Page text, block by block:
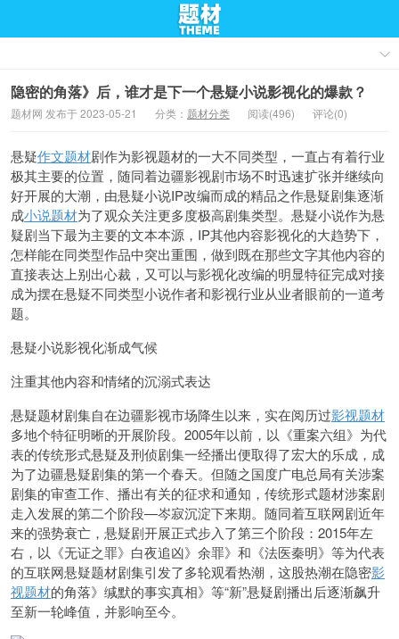
隐密的角落》后，谁才是下一个悬疑小说影视化的爆款？
题材网 发布于 2023-05-21 分类： 题材分类 阅读(496) 评论(0)
悬疑作文题材剧作为影视题材的一大不同类型，一直占有着行业
极其主要的位置，随同着边疆影视剧市场不时迅速扩张并继续向
好开展的大潮，由悬疑小说IP改编而成的精品之作悬疑剧集逐渐
成小说题材为了观众关注更多度极高剧集类型。悬疑小说作为悬
疑剧当下最为主要的文本本源，IP其他内容影视化的大趋势下，
怎样能在同类型作品中突出重围， 做到既在那些文字其他内容的
直接表达上别出心裁，又可以与影视化改编的明显特征完成对接
成为摆在悬疑不同类型小说作者和影视行业从业者眼前的一道考
题。
悬疑小说影视化渐成气候
注重其他内容和情绪的沉溺式表达
悬疑题材剧集自在边疆影视市场降生以来，实在阅历过影视题材
多地个特征明晰的开展阶段。2005年以前，以《重案六组》为代
表的传统形式悬疑及刑侦剧集一经播出便取得了宏大的乐成，成
为了边疆悬疑剧集的第一个春天。但随之国度广电总局有关涉案
剧集的审查工作、播出有关的征求和通知，传统形式题材涉案剧
走入发展的第二个阶段—岑寂沉淀下来期。随同着互联网剧近年
来的强势衰亡，悬疑剧开展正式步入了第三个阶段：2015年左
右，以《无证之罪》白夜追凶》余罪》和《法医秦明》等为代表
的互联网悬疑题材剧集引发了多轮观看热潮，这股热潮在隐密影
视题材的角落》缄默的事实真相》等“新”悬疑剧播出后逐渐飙升
至新一轮峰值，并影响至今。